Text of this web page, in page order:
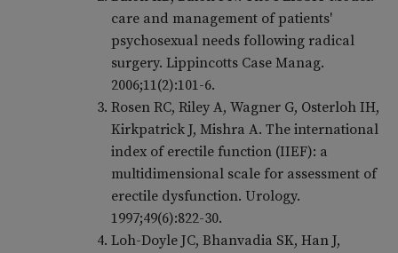
care and management of patients'
psychosexual needs following radical
surgery. Lippincotts Case Manag.
2006;11(2):101-6.
Rosen RC, Riley A, Wagner G, Osterloh IH,
Kirkpatrick J, Mishra A. The international
index of erectile function (IIEF): a
multidimensional scale for assessment of
erectile dysfunction. Urology.
1997;49(6):822-30.
Loh-Doyle JC, Bhanvadia SK, Han J,